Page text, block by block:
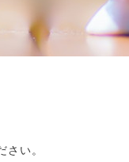
さい。